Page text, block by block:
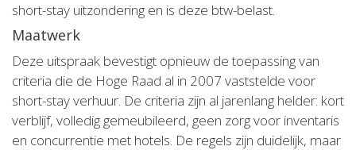
short-stay uitzondering en is deze btw-belast.
Maatwerk
Deze uitspraak bevestigt opnieuw de toepassing van
criteria die de Hoge Raad al in 2007 vaststelde voor
short-stay verhuur. De criteria zijn al jarenlang helder: kort
verblijf, volledig gemeubileerd, geen zorg voor inventaris
en concurrentie met hotels. De regels zijn duidelijk, maar